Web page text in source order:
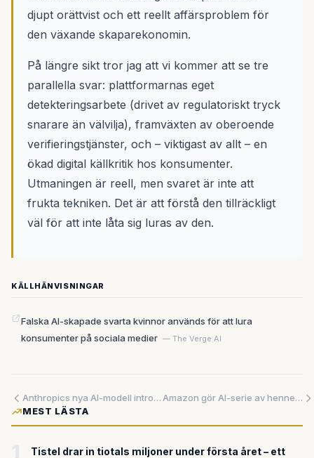
djupt orättvist och ett reellt affärsproblem för
den växande skaparekonomin.
På längre sikt tror jag att vi kommer att se tre
parallella svar: plattformarnas eget
detekteringsarbete (drivet av regulatoriskt tryck
snarare än välvilja), framväxten av oberoende
verifieringstjänster, och – viktigast av allt – en
ökad digital källkritik hos konsumenter.
Utmaningen är reell, men svaret är inte att
frukta tekniken. Det är att förstå den tillräckligt
väl för att inte låta sig luras av den.
KÄLLHÄNVISNINGAR
Falska AI-skapade svarta kvinnor används för att lura
konsumenter på sociala medier — The Verge AI
Anthropics nya AI-modell introducerar Dynamic Workflows – kan samordna hundratals AI-agenter parallellt och korta ner arbetsprocesser dramatiskt
Amazon gör AI-serie av hennes figur – hon fick aldrig frågan
MEST LÄSTA
Tistel drar in tiotals miljoner under första året – ett